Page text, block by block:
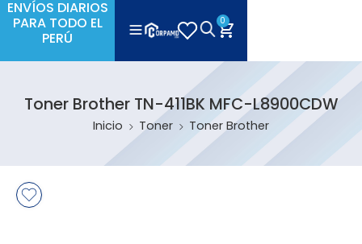
ENVÍOS DIARIOS
PARA TODO EL
PERÚ
0
Toner Brother TN-411BK MFC-L8900CDW
Inicio Toner Toner Brother